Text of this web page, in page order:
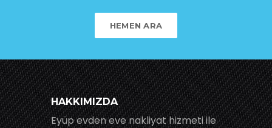
HEMEN ARA
HAKKIMIZDA
Eyüp evden eve nakliyat hizmeti ile